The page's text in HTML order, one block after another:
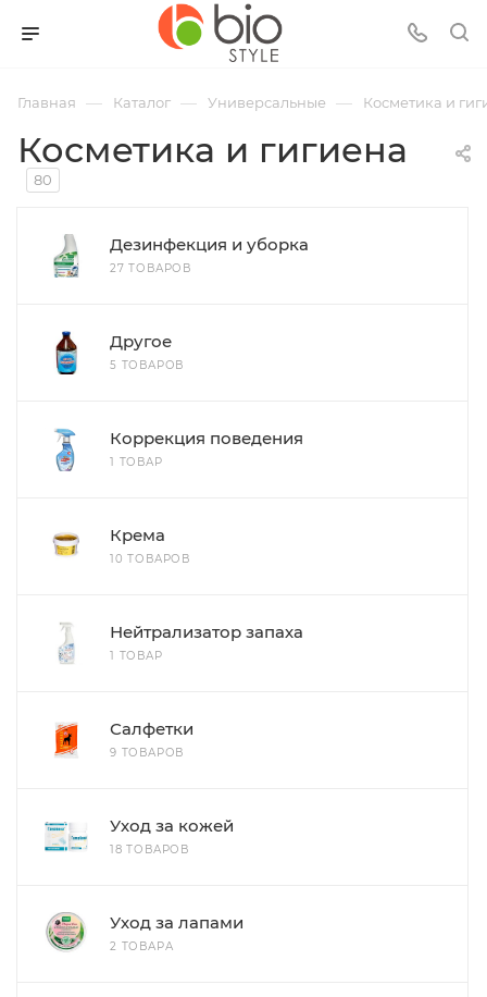
Главная — Каталог — Универсальные — Косметика и
Косметика и гигиена
80
Дезинфекция и уборка
27 ТОВАРОВ
Другое
5 ТОВАРОВ
Коррекция поведения
1 ТОВАР
Крема
10 ТОВАРОВ
Нейтрализатор запаха
1 ТОВАР
Салфетки
9 ТОВАРОВ
Уход за кожей
18 ТОВАРОВ
Уход за лапами
2 ТОВАРА